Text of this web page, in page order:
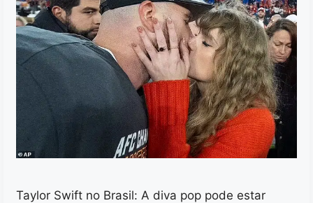
Taylor Swift no Brasil: A diva pop pode estar